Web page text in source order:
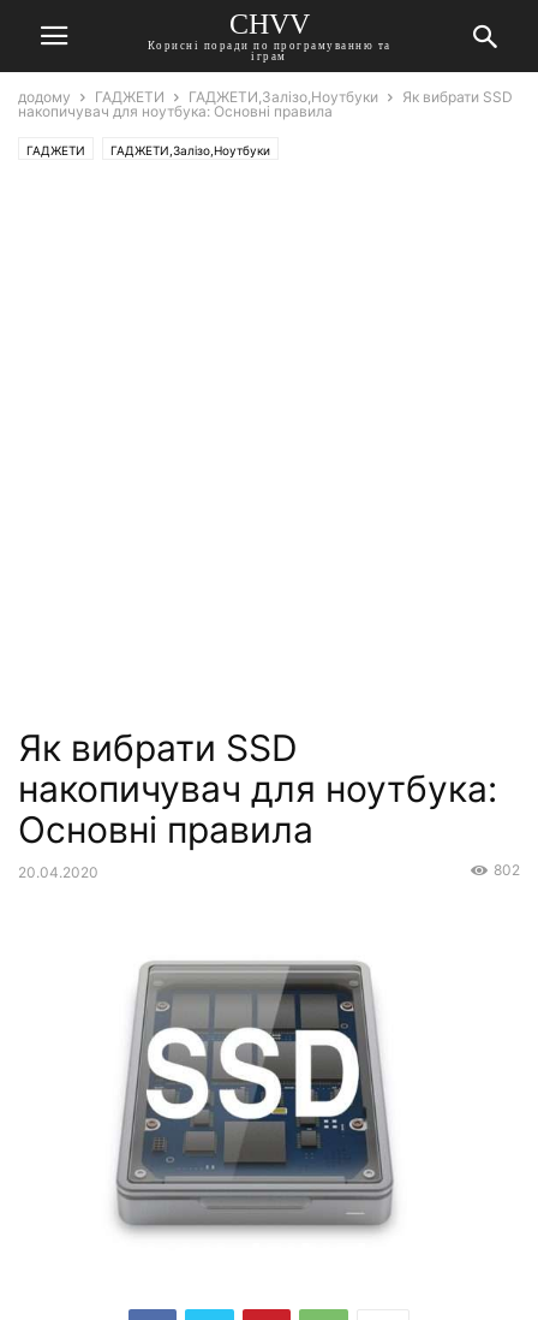
CHVV
Корисні поради по програмуванню та
іграм
додому ГАДЖЕТИ ГАДЖЕТИ,Залізо,Ноутбуки
Як вибрати SSD
накопичувач для ноутбука: Основні правила
ГАДЖЕТИ ГАДЖЕТИ,Залізо,Ноутбуки
Як вибрати SSD
накопичувач для ноутбука:
Основні правила
20.04.2020 802